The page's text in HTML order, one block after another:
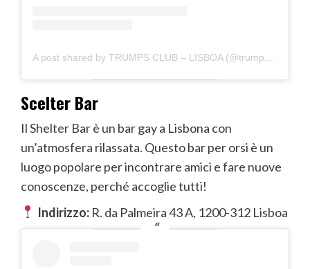
A post shared by TRUMPS CLUB – LISBOA (@trumpslisboa)
Scelter Bar
Il Shelter Bar è un bar gay a Lisbona con
un’atmosfera rilassata. Questo bar per orsi è un
luogo popolare per incontrare amici e fare nuove
conoscenze, perché accoglie tutti!
Indirizzo:R. da Palmeira 43 A, 1200-312 Lisboa